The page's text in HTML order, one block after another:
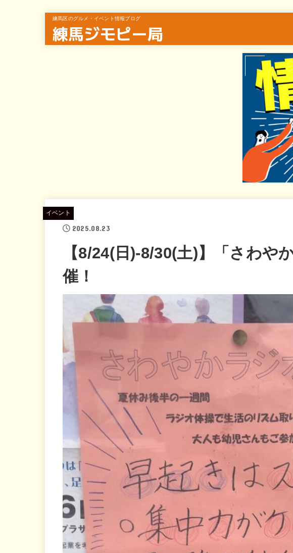
練馬区のグルメ・イベント情報ブログ
練馬ジモピー局
イベント
2025.08.23
【8/24(日)-8/30(土)】「さわや
催！